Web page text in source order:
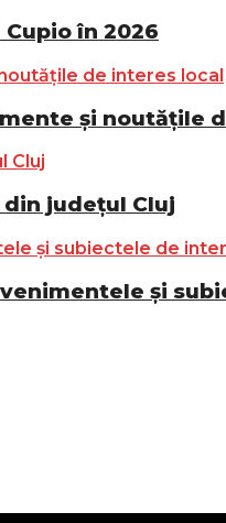
în 2026
și noutățile
județul Cluj
și